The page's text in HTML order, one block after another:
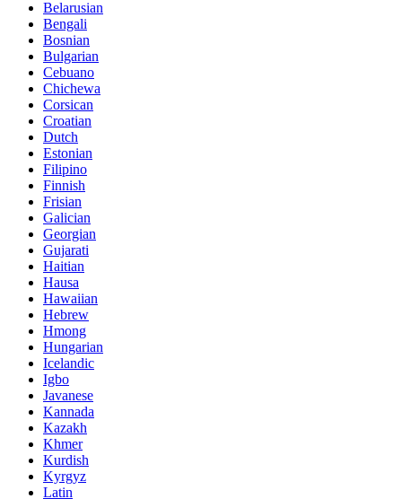
Belarusian
Bengali
Bosnian
Bulgarian
Cebuano
Chichewa
Corsican
Croatian
Dutch
Estonian
Filipino
Finnish
Frisian
Galician
Georgian
Gujarati
Haitian
Hausa
Hawaiian
Hebrew
Hmong
Hungarian
Icelandic
Igbo
Javanese
Kannada
Kazakh
Khmer
Kurdish
Kyrgyz
Latin